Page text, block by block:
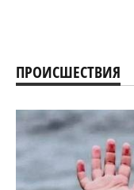
ПРОИСШЕСТВИЯ